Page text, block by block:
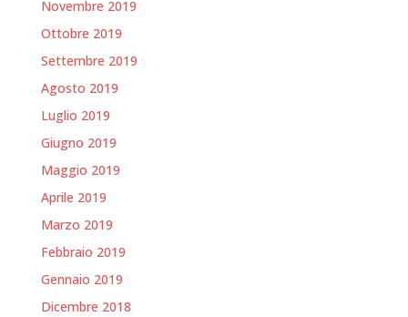
Novembre 2019
Ottobre 2019
Settembre 2019
Agosto 2019
Luglio 2019
Giugno 2019
Maggio 2019
Aprile 2019
Marzo 2019
Febbraio 2019
Gennaio 2019
Dicembre 2018